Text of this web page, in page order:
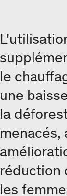
le
une
la
menacés,
réduction
les